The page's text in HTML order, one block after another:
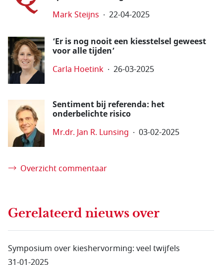
Mark Steijns 22-04-2025
‘Er is nog nooit een kiesstelsel geweest
voor alle tijden’
Carla Hoetink 26-03-2025
Sentiment bij referenda: het
onderbelichte risico
Mr.dr. Jan R. Lunsing 03-02-2025
Overzicht commentaar
Gerelateerd nieuws over
Symposium over kieshervorming: veel twijfels
31-01-2025